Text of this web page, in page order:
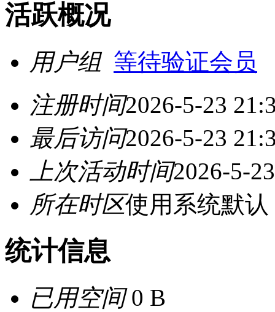
活跃概况
用户组 等待验证会员
注册时间2026-5-23
最后访问2026-5-23
上次活动时间2026-5-
所在时区使用系统默认
统计信息
已用空间0 B